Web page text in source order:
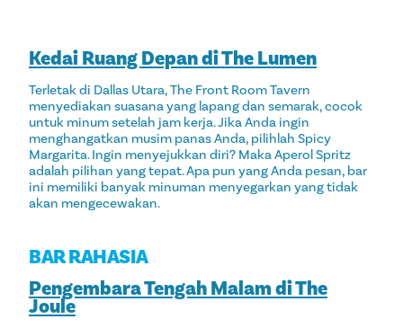
Kedai Ruang Depan di The Lumen
Terletak di Dallas Utara, The Front Room Tavern
menyediakan suasana yang lapang dan semarak, cocok
untuk minum setelah jam kerja. Jika Anda ingin
menghangatkan musim panas Anda, pilihlah Spicy
Margarita. Ingin menyejukkan diri? Maka Aperol Spritz
adalah pilihan yang tepat. Apa pun yang Anda pesan, bar
ini memiliki banyak minuman menyegarkan yang tidak
akan mengecewakan.
BAR RAHASIA
Pengembara Tengah Malam di The
Joule